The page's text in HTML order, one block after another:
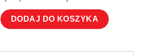
plakat - you can
DODAJ DO KOSZYKA